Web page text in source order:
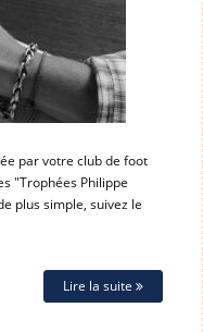
par votre club de foot
"Trophées Philippe
plus simple, suivez le
Lire la suite